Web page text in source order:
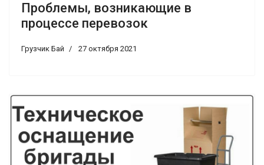
Проблемы, возникающие в
процессе перевозок
Грузчик Бай 27 октября 2021